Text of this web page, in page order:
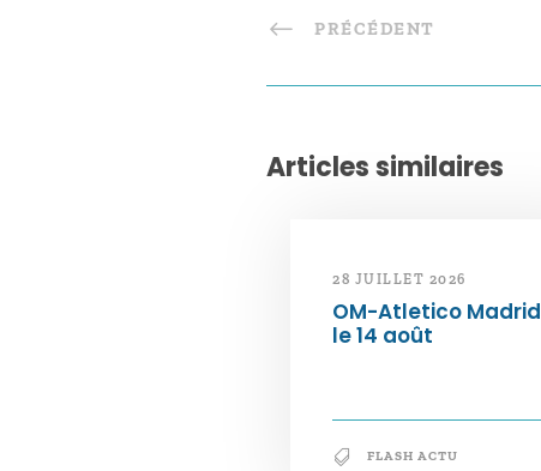
PRÉCÉDENT
Articles similaires
28 JUILLET 2026
OM-Atletico Madrid
le 14 août
FLASH ACTU